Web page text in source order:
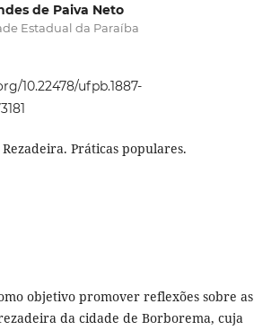
de Paiva Neto
Estadual da Paraíba
10.22478/ufpb.1887-
Rezadeira. Práticas populares.
objetivo promover reflexões sobre as
da cidade de Borborema, cuja